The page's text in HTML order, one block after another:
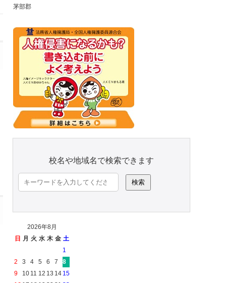
茅部郡
校名や地域名で検索できます
検
索:
2026年8月
日 月 火 水 木 金 土
1
2
3 4 5 6 7
8
9
10 11 12 13 14 15